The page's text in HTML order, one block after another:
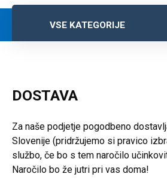
VSE KATEGORIJE
DOSTAVA
Za naše podjetje pogodbeno
Slovenije (pridržujemo si pravico
službo, če bo s tem naročilo
Naročilo bo že jutri pri vas doma!